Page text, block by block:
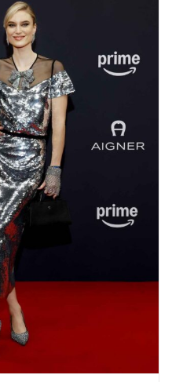
Bambi 2024